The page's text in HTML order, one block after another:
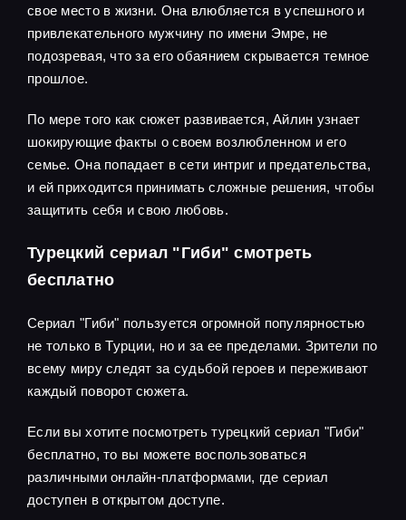
свое место в жизни. Она влюбляется в успешного и
привлекательного мужчину по имени Эмре, не
подозревая, что за его обаянием скрывается темное
прошлое.
По мере того как сюжет развивается, Айлин узнает
шокирующие факты о своем возлюбленном и его
семье. Она попадает в сети интриг и предательства,
и ей приходится принимать сложные решения, чтобы
защитить себя и свою любовь.
Турецкий сериал "Гиби" смотреть
бесплатно
Сериал "Гиби" пользуется огромной популярностью
не только в Турции, но и за ее пределами. Зрители по
всему миру следят за судьбой героев и переживают
каждый поворот сюжета.
Если вы хотите посмотреть турецкий сериал "Гиби"
бесплатно, то вы можете воспользоваться
различными онлайн-платформами, где сериал
доступен в открытом доступе.